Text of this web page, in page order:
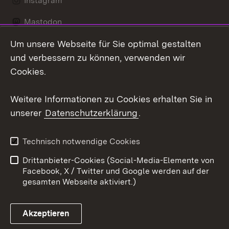
Mastodon
Messenger
Link zum Landesportal
Kontakt
Impressum
Cookies
Um unsere Webseite für Sie optimal gestalten
und verbessern zu können, verwenden wir
Cookies.
Weitere Informationen zu Cookies erhalten Sie in
unserer Datenschutzerklärung.
Technisch notwendige Cookies
Drittanbieter-Cookies (Social-Media-Elemente von
Facebook, X / Twitter und Google werden auf der
gesamten Webseite aktiviert.)
Akzeptieren